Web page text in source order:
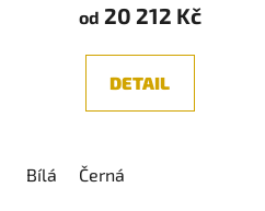
od 20 212 Kč
DETAIL
Bílá Černá